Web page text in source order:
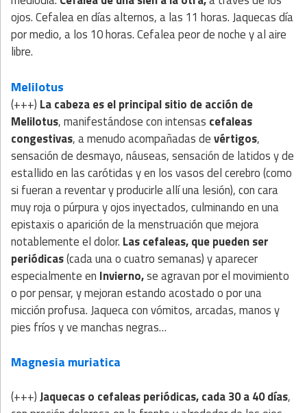
ojos. Cefalea en días alternos, a las 11 horas. Jaquecas día
por medio, a los 10 horas. Cefalea peor de noche y al aire
libre.
Melilotus
(+++) La cabeza es el principal sitio de acción de
Melilotus, manifestándose con intensas cefaleas
congestivas, a menudo acompañadas devértigos,
sensación de desmayo, náuseas, sensación de latidos y de
estallido en las carótidas y en los vasos del cerebro (como
si fueran a reventar y producirle allí una lesión), con cara
muy roja o púrpura y ojos inyectados, culminando en una
epistaxis o aparición de la menstruación que mejora
notablemente el dolor. Las cefaleas, que pueden ser
periódicas(cada una o cuatro semanas) y aparecer
especialmente en Invierno,se agravan por el movimiento
o por pensar, y mejoran estando acostado o por una
micción profusa. Jaqueca con vómitos, arcadas, manos y
pies fríos y ve manchas negras…
Magnesia muriatica
(+++)Jaquecas o cefaleas periódicas, cada 30 a 40 días,